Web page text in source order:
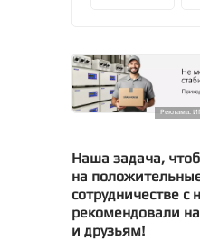
Реклама.
Наша задача,
на
сотрудничестве
рекомендовали
и друзьям!